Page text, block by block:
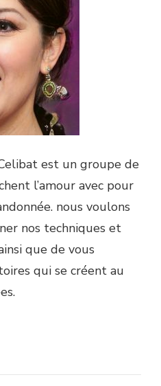
est un groupe de
l’amour avec pour
nous voulons
nos techniques et
que de vous
qui se créent au